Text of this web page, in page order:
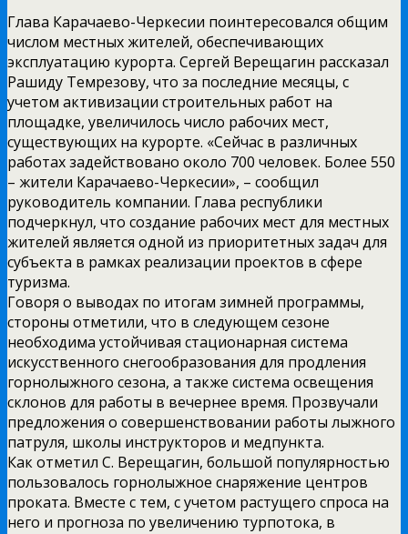
Глава Карачаево-Черкесии поинтересовался общим
числом местных жителей, обеспечивающих
эксплуатацию курорта. Сергей Верещагин рассказал
Рашиду Темрезову, что за последние месяцы, с
учетом активизации строительных работ на
площадке, увеличилось число рабочих мест,
существующих на курорте. «Сейчас в различных
работах задействовано около 700 человек. Более 550
– жители Карачаево-Черкесии», – сообщил
руководитель компании. Глава республики
подчеркнул, что создание рабочих мест для местных
жителей является одной из приоритетных задач для
субъекта в рамках реализации проектов в сфере
туризма.
Говоря о выводах по итогам зимней программы,
стороны отметили, что в следующем сезоне
необходима устойчивая стационарная система
искусственного снегообразования для продления
горнолыжного сезона, а также система освещения
склонов для работы в вечернее время. Прозвучали
предложения о совершенствовании работы лыжного
патруля, школы инструкторов и медпункта.
Как отметил С. Верещагин, большой популярностью
пользовалось горнолыжное снаряжение центров
проката. Вместе с тем, с учетом растущего спроса на
него и прогноза по увеличению турпотока, в